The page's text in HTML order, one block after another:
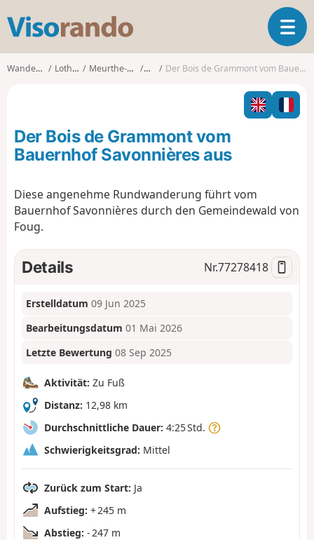
s
o
T
o
l
n
t
n
Wanderungen Lothringen Meurthe-et-Moselle FougDer Bois de Grammont vom Bauernhof Savonnières aus
Der Bois de Grammont vom
Bauernhof Savonnières aus
Diese angenehme Rundwanderung führt vom
Bauernhof Savonnières durch den Gemeindewald von
Foug.
Details Nr.77278418
Erstelldatum 09 Jun 2025
Bearbeitungsdatum 01 Mai 2026
Letzte Bewertung 08 Sep 2025
Aktivität: Zu Fuß
Distanz: 12,98 km
Durchschnittliche Dauer: 4:25 Std.
Schwierigkeitsgrad: Mittel
Zurück zum Start: Ja
Aufstieg: + 245 m
Abstieg: - 247 m